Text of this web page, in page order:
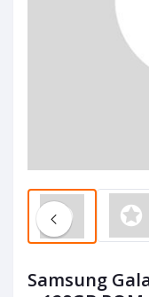
Samsung